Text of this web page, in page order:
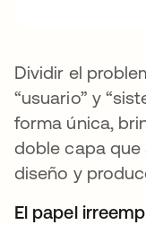
Dividir el
“usuario” y
forma única,
doble capa
diseño y
El papel